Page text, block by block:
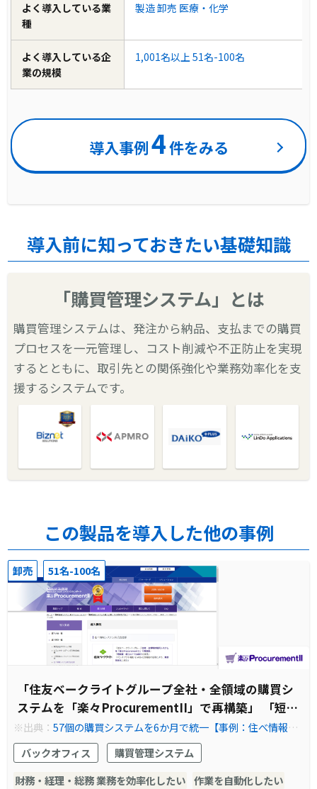
よく導入している業
種
製造卸売 医療・化学
よく導入している企
業の規模
1,001名以上51名-100名
導入事例4件をみる
導入前に知っておきたい基礎知識
「購買管理システム」とは
購買管理システムは、発注から納品、支払までの購買
プロセスを一元管理し、コスト削減や不正防止を実現
するとともに、取引先との関係強化や業務効率化を支
援するシステムです。
この製品を導入した他の事例
卸売 51名-100名
「住友ベークライトグループ全社・全領域の購買シ
ステムを「楽々ProcurementII」で再構築」 「短期
間・低コストでの導入を実現」 「パンチアウト機
能 & Web-EDI機能の活用により、業務効率化に成
功」
※出典：57個の購買システムを6か月で統一【事例：住べ情報シ
ステム様】 | 購買管理システム
バックオフィス
購買管理システム
財務・経理・総務 業務を効率化したい 作業を自動化したい